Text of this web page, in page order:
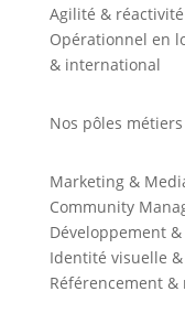
Agilité & réactivité
Opérationnel en
& international
Nos pôles métiers
Marketing &
Community
Développement
Identité visuelle
Référencement &